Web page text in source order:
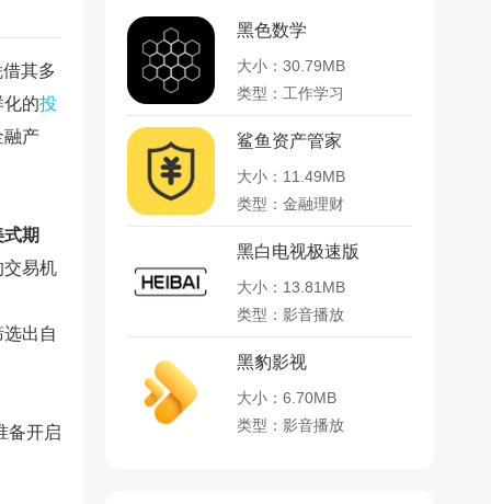
其多
化的投
融产
期
交易机
出自
备开启
黑色数学
大小：30.79MB
类型：工作学习
鲨鱼资产管家
大小：11.49MB
类型：金融理财
黑白电视极速版
大小：13.81MB
类型：影音播放
黑豹影视
大小：6.70MB
类型：影音播放